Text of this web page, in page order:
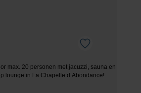
max. 20 personen met jacuzzi, sauna en
lounge in La Chapelle d’Abondance!